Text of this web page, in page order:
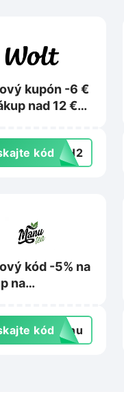
kupón -6 €
nad 12 €
kód26H2
kód -5% na
na
kódmanu